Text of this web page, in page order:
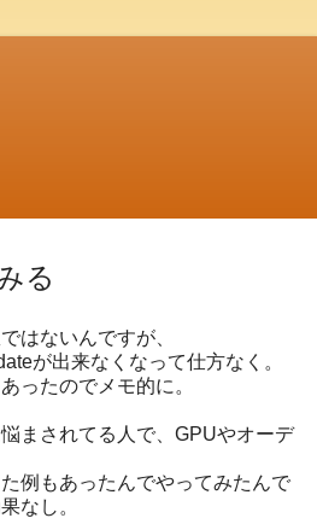
る
はないんですが、
が出来なくなって仕方なく。
ったのでメモ的に。
まされてる人で、GPUやオーデ
例もあったんでやってみたんで
なし。